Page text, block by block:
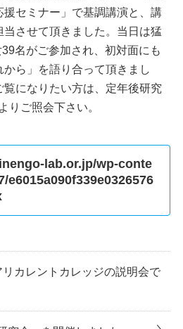
援セミナー」で基調講演と、講
させて頂きました。当日は猛
名がご参加され、初対面にも
ら」を語り合って頂きまし
になりたい方は、定年後研究
りご照会下さい。
lab.or.jp/wp-conte
e6015a090f339e0326576
カレントカレッジの説明会で